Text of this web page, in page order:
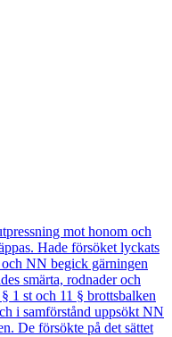
mot honom och
Hade försöket lyckats
NN begick gärningen
smärta, rodnader och
1 st och 11 § brottsbalken
i samförstånd uppsökt NN
De försökte på det sättet